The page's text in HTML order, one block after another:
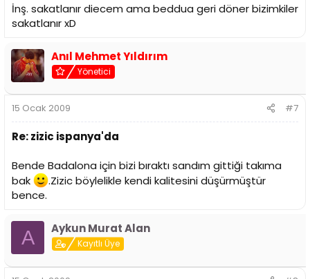
İnş. sakatlanır diecem ama beddua geri döner bizimkiler
sakatlanır xD
Anıl Mehmet Yıldırım
Yönetici
15 Ocak 2009 #7
Re: zizic ispanya'da
Bende Badalona için bizi bıraktı sandım gittiği takıma
bak
.Zizic böylelikle kendi kalitesini düşürmüştür
bence.
A Aykun Murat Alan
Kayıtlı Üye